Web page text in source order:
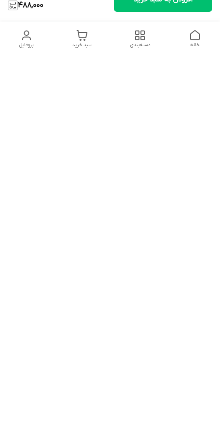
488,000
پروفایل سبد خرید دسته‌بندی خانه